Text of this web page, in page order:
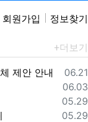
회원가입 정보찾기
등록
06.21
제안 안내
등록
06.03
등록
05.29
등록
05.29